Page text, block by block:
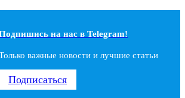
на наc в Telegram!
важные новости и лучшие статьи
Подписаться